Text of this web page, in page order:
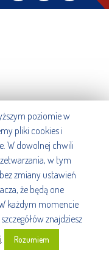
poziomie w
pliki cookies i
W dowolnej chwili
w tym
zmiany ustawień
że będą one
każdym momencie
znajdziesz
. Rozumiem